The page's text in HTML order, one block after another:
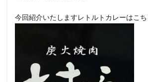
今回紹介いたしますレトルトカレーはこち